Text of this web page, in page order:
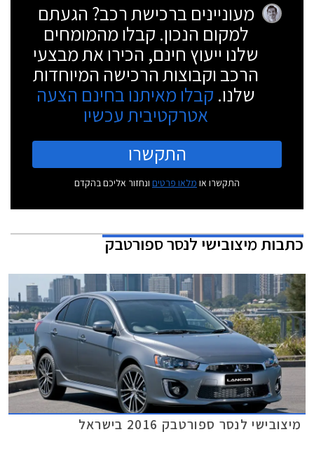
מעוניינים ברכישת רכב? הגעתם
למקום הנכון. קבלו מהמומחים
שלנו ייעוץ חינם, הכירו את מבצעי
הרכב וקבוצות הרכישה המיוחדות
שלנו. קבלו מאיתנו בחינם הצעה
אטרקטיבית עכשיו
התקשרו
התקשרו או מלאו פרטים ונחזור אליכם בהקדם
כתבותמיצובישי לנסר ספורטבק
מיצובישי לנסר ספורטבק 2016 בישראל